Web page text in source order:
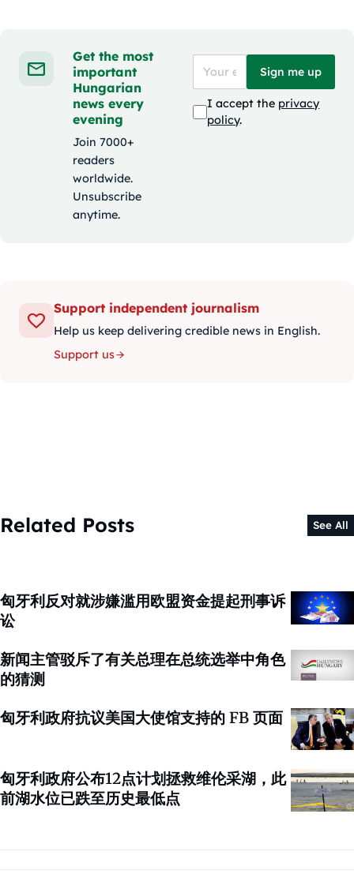
Get the most
important
Hungarian
news every
evening
Join 7000+
readers
worldwide.
Unsubscribe
anytime.
Sign me up
I accept the privacy
policy.
Support independent journalism
Help us keep delivering credible news in English.
Support us
Related Posts See All
匈牙利反对就涉嫌滥用欧盟资金提起刑事诉
讼
新闻主管驳斥了有关总理在总统选举中角色
的猜测
匈牙利政府抗议美国大使馆支持的 FB 页面
匈牙利政府公布12点计划拯救维伦采湖，此
前湖水位已跌至历史最低点